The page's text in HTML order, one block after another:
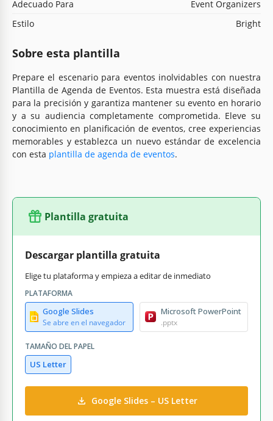
Adecuado Para
Event Organizers
Estilo
Bright
Sobre esta plantilla
Prepare el escenario para eventos inolvidables con nuestra
Plantilla de Agenda de Eventos. Esta muestra está diseñada
para la precisión y garantiza mantener su evento en horario
y a su audiencia completamente comprometida. Eleve su
conocimiento en planificación de eventos, cree experiencias
memorables y establezca un nuevo estándar de excelencia
con esta plantilla de agenda de eventos.
Plantilla gratuita
Descargar plantilla gratuita
Elige tu plataforma y empieza a editar de inmediato
PLATAFORMA
Google Slides
Se abre en el navegador
Microsoft PowerPoint
.pptx
TAMAÑO DEL PAPEL
US Letter
Google Slides – US Letter